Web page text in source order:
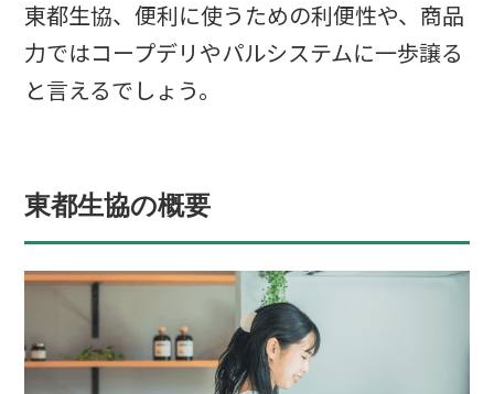
東都生協、便利に使うための利便性や、商品
力ではコープデリやパルシステムに一歩譲る
と言えるでしょう。
東都生協の概要